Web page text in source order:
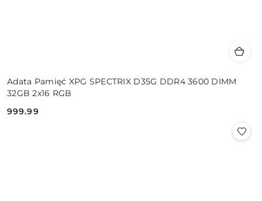
Adata Pamięć XPG SPECTRIX D35G DDR4 3600 DIMM
32GB 2x16 RGB
Cena:
999.99